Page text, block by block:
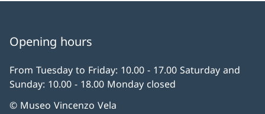
Opening hours
From Tuesday to Friday: 10.00 - 17.00 Saturday and
Sunday: 10.00 - 18.00 Monday closed
© Museo Vincenzo Vela